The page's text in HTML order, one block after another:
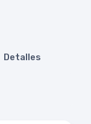
Detalles